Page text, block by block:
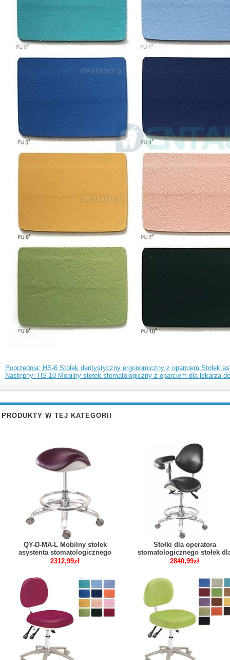
Poprzednia: HS-6 Stołek dentystyczny ergonomiczny z oparciem Stołek
Następny: HS-10 Mobilny stołek stomatologiczny z oparciem dla lekarza
PRODUKTY W TEJ KATEGORII
QY-D-MA-L Mobilny stołek
asystenta stomatologicznego
stołek siodłowy dentysty stołek
2312,99zł
Stołki dla operatora
stomatologicznego stołek
asystenta pielęgniarki z
2840,99zł